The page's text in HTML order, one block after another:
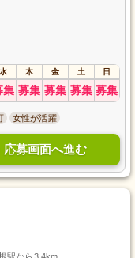
水 木 金 土 日
集 募集 募集 募集 募集
女性が活躍
応募画面へ進む